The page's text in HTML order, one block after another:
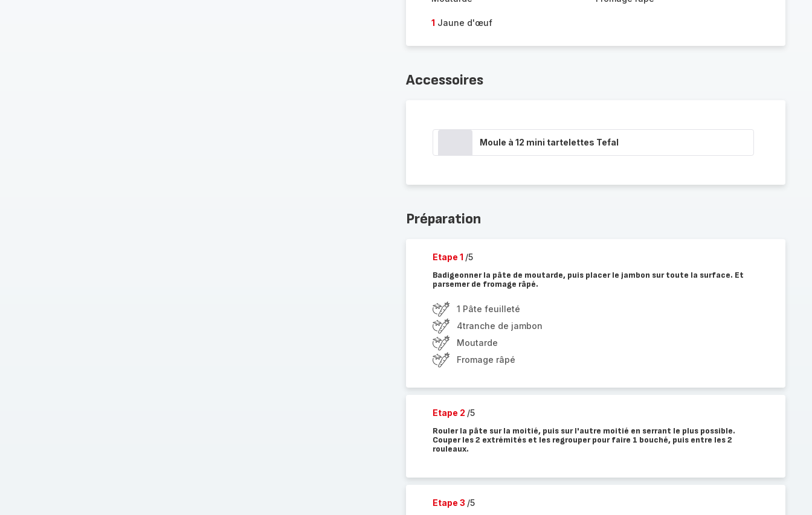
1 Jaune d'œuf
Accessoires
Moule à 12 mini tartelettes Tefal
Préparation
Etape 1 /5
Badigeonner la pâte de moutarde, puis placer le jambon sur toute la surface. Et
parsemer de fromage râpé.
1 Pâte feuilleté
4tranche de jambon
Moutarde
Fromage râpé
Etape 2 /5
Rouler la pâte sur la moitié, puis sur l'autre moitié en serrant le plus possible.
Couper les 2 extrémités et les regrouper pour faire 1 bouché, puis entre les 2
rouleaux.
Etape 3 /5